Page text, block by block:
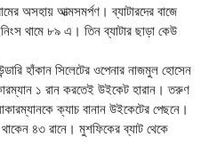
অসহায় আত্মসমর্পণ। ব্যাটারদের বাজে
থামে ৮৯ এ। তিন ব্যাটার ছাড়া কেউ
হাঁকান সিলেটের ওপেনার নাজমুল হোসেন
১ রান করতেই উইকেট হারান। তরুণ
ক্যাচ বানান উইকেটের পেছনে।
৪৩ রানে। মুশফিকের ব্যাট থেকে